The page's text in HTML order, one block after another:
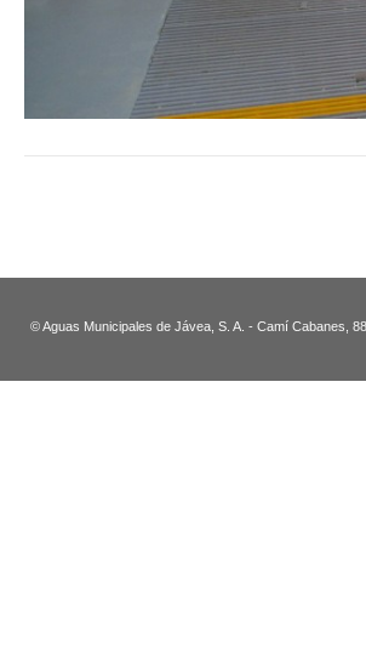
© Aguas Municipales de Jávea, S. A. - Camí Cabanes,